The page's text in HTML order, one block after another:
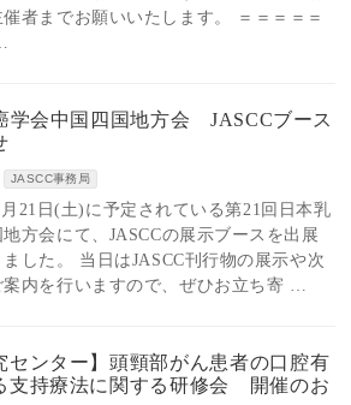
者までお願いいたします。 ＝＝＝＝＝
学会中国四国地方会 JASCCブース
JASCC事務局
21日(土)に予定されている第21回日本乳
方会にて、JASCCの展示ブースを出展
した。 当日はJASCC刊行物の展示や次
案内を行いますので、ぜひお立ち寄 …
センター】頭頸部がん患者の口腔有
支持療法に関する研修会 開催のお